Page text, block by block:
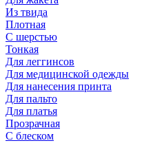
Из твида
Плотная
С шерстью
Тонкая
Для леггинсов
Для медицинской одежды
Для нанесения принта
Для пальто
Для платья
Прозрачная
С блеском